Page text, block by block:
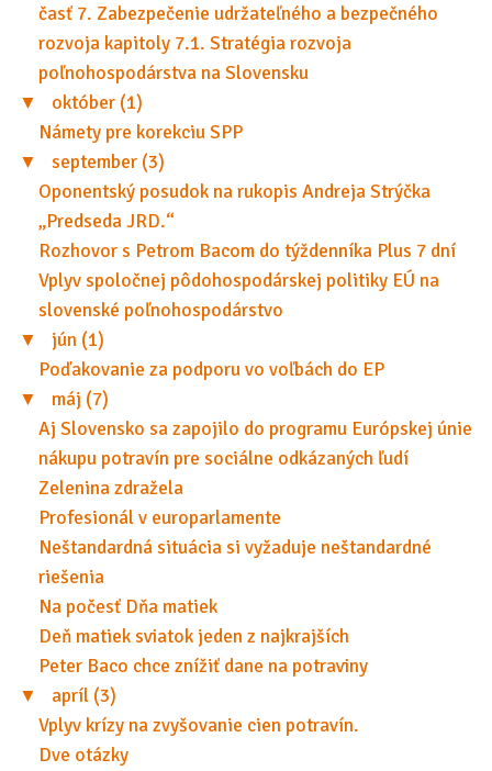
časť 7. Zabezpečenie udržateľného a bezpečného
rozvoja kapitoly 7.1. Stratégia rozvoja
poľnohospodárstva na Slovensku
▼
október (1)
Námety pre korekciu SPP
▼
september (3)
Oponentský posudok na rukopis Andreja Strýčka
„Predseda JRD.“
Rozhovor s Petrom Bacom do týždenníka Plus 7 dní
Vplyv spoločnej pôdohospodárskej politiky EÚ na
slovenské poľnohospodárstvo
▼
jún (1)
Poďakovanie za podporu vo voľbách do EP
▼
máj (7)
Aj Slovensko sa zapojilo do programu Európskej únie
nákupu potravín pre sociálne odkázaných ľudí
Zelenina zdražela
Profesionál v europarlamente
Neštandardná situácia si vyžaduje neštandardné
riešenia
Na počesť Dňa matiek
Deň matiek sviatok jeden z najkrajších
Peter Baco chce znížiť dane na potraviny
▼
apríl (3)
Vplyv krízy na zvyšovanie cien potravín.
Dve otázky